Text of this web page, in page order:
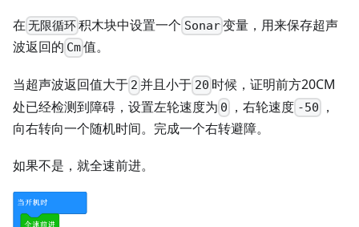
在 无限循环积木块中设置一个 Sonar变量，用来保存超声
波返回的 Cm值。
当超声波返回值大于 2 并且小于 20 时候，证明前方20CM
处已经检测到障碍，设置左轮速度为 0 ，右轮速度 -50 ，
向右转向一个随机时间。完成一个右转避障。
如果不是，就全速前进。